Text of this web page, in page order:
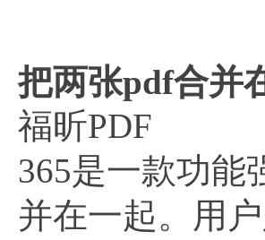
把两张pdf合并
福昕PDF
365是一款功能
并在一起。用